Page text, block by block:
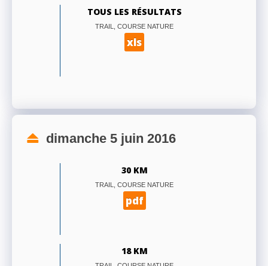
TOUS LES RÉSULTATS
TRAIL, COURSE NATURE
xls
dimanche 5 juin 2016
30 KM
TRAIL, COURSE NATURE
pdf
18 KM